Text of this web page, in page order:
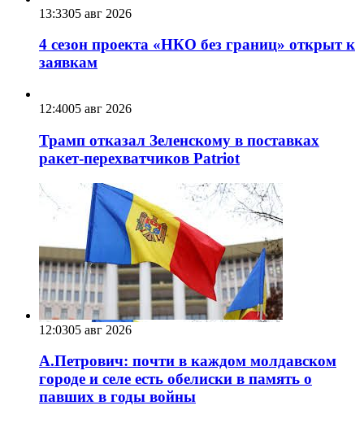
13:3305 авг 2026
4 сезон проекта «НКО без границ» открыт к
заявкам
12:4005 авг 2026
Трамп отказал Зеленскому в поставках
ракет-перехватчиков Patriot
12:0305 авг 2026
А.Петрович: почти в каждом молдавском
городе и селе есть обелиски в память о
павших в годы войны